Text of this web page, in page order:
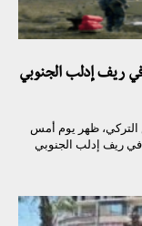
ريف إدلب الجنوبي
التركي، ظهر يوم أمس
في ريف إدلب الجنوبي